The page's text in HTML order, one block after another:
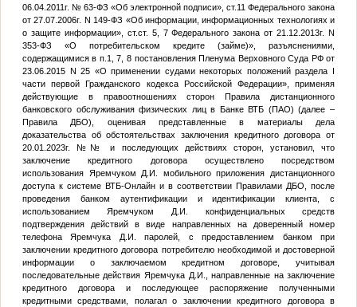
06.04.2011г. № 63-ФЗ «Об электронной подписи», ст.11 Федерального закона
от 27.07.2006г. N 149-ФЗ «Об информации, информационных технологиях и
о защите информации», ст.ст. 5, 7 Федерального закона от 21.12.2013г. N
353-ФЗ «О потребительском кредите (займе)», разъяснениями,
содержащимися в п.1, 7, 8 постановления Пленума Верховного Суда РФ от
23.06.2015 N 25 «О применении судами некоторых положений раздела I
части первой Гражданского кодекса Российской Федерации», применяя
действующие в правоотношениях сторон Правила дистанционного
банковского обслуживания физических лиц в Банке ВТБ (ПАО) (далее –
Правила ДБО), оценивая представленные в материалы дела
доказательства об обстоятельствах заключения кредитного договора от
20.01.2023г. № №
и последующих действиях сторон, установил, что
заключение кредитного договора осуществлено посредством
использования Яремчуком Д.И. мобильного приложения дистанционного
доступа к системе ВТБ-Онлайн и в соответствии Правилами ДБО, после
проведения банком аутентификации и идентификации клиента, с
использованием Яремчуком Д.И. конфиденциальных средств
подтверждения действий в виде направленных на доверенный номер
телефона Яремчука Д.И. паролей, с предоставлением банком при
заключении кредитного договора потребителю необходимой и достоверной
информации о заключаемом кредитном договоре, учитывая
последовательные действия Яремчука Д.И., направленные на заключение
кредитного договора и последующее распоряжение полученными
кредитными средствами, полагал о заключении кредитного договора в